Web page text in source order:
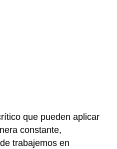
que pueden aplicar
constante,
trabajemos en